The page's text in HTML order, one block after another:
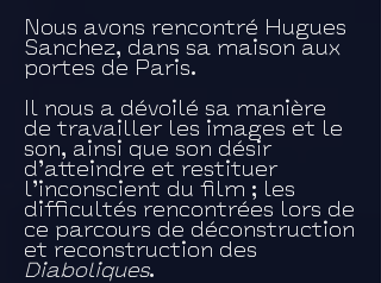
Nous avons rencontré Hugues
Sanchez, dans sa maison aux
portes de Paris.
Il nous a dévoilé sa manière
de travailler les images et le
son, ainsi que son désir
d’atteindre et restituer
l’inconscient du film ; les
difficultés rencontrées lors de
ce parcours de déconstruction
et reconstruction des
Diaboliques.